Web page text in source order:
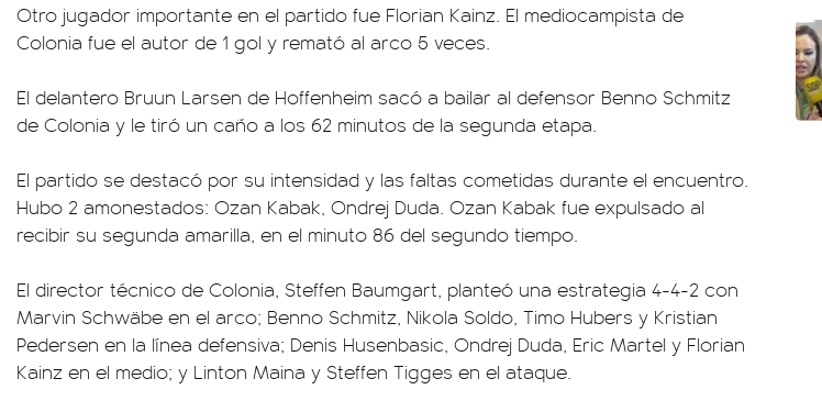
Otro jugador importante en el partido fue Florian Kainz. El mediocampista de
Colonia fue el autor de 1 gol y remató al arco 5 veces.
El delantero Bruun Larsen de Hoffenheim sacó a bailar al defensor Benno Schmitz
de Colonia y le tiró un caño a los 62 minutos de la segunda etapa.
El partido se destacó por su intensidad y las faltas cometidas durante el encuentro.
Hubo 2 amonestados: Ozan Kabak, Ondrej Duda. Ozan Kabak fue expulsado al
recibir su segunda amarilla, en el minuto 86 del segundo tiempo.
El director técnico de Colonia, Steffen Baumgart, planteó una estrategia 4-4-2 con
Marvin Schwäbe en el arco; Benno Schmitz, Nikola Soldo, Timo Hubers y Kristian
Pedersen en la línea defensiva; Denis Husenbasic, Ondrej Duda, Eric Martel y Florian
Kainz en el medio; y Linton Maina y Steffen Tigges en el ataque.